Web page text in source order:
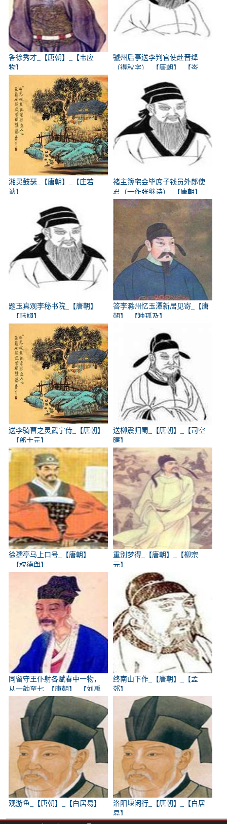
答徐秀才_【唐朝】_【韦应
物】
虢州后亭送李判官使赴晋绛
（得秋字）_【唐朝】_【岑
湘灵鼓瑟_【唐朝】_【庄若
讷】
褚主簿宅会毕庶子钱员外郎使
君（一作张继诗）_【唐朝】
_【韩翃】
题玉真观李秘书院_【唐朝】
_【韩翃】
答李滁州忆玉潭新居见寄_【唐
朝】_【独孤及】
送李骑曹之灵武宁侍_【唐朝】
_【郎士元】
送柳震归蜀_【唐朝】_【司空
曙】
徐孺亭马上口号_【唐朝】
_【权德舆】
重别梦得_【唐朝】_【柳宗
元】
同留守王仆射各赋春中一物，
从一韵至七_【唐朝】_【刘禹
终南山下作_【唐朝】_【孟
郊】
观游鱼_【唐朝】_【白居易】
洛阳堰闲行_【唐朝】_【白居
易】